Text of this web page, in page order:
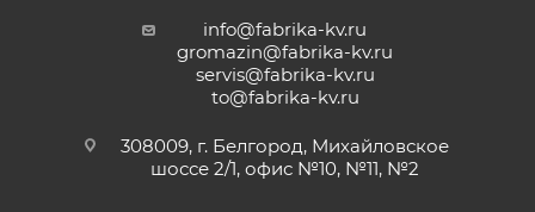
info@fabrika-kv.ru
gromazin@fabrika-kv.ru
servis@fabrika-kv.ru
to@fabrika-kv.ru
308009, г. Белгород, Михайловское
шоссе 2/1, офис №10, №11, №2